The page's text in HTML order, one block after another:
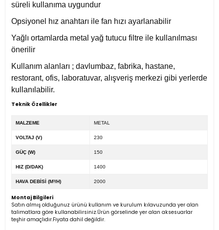
süreli kullanıma uygundur
Opsiyonel hız anahtarı ile fan hızı ayarlanabilir
Yağlı ortamlarda metal yağ tutucu filtre ile kullanılması
önerilir
Kullanım alanları ; davlumbaz, fabrika, hastane,
restorant, ofis, laboratuvar, alışveriş merkezi gibi yerlerde
kullanılabilir.
Teknik Özellikler
MALZEME METAL
VOLTAJ (V) 230
GÜÇ (W) 150
HIZ (D/DAK) 1400
HAVA DEBİSİ (M³/H) 2000
Montaj Bilgileri
Satın almış olduğunuz ürünü kullanım ve kurulum kılavuzunda yer alan
talimatlara göre kullanabilirsiniz.Ürün görselinde yer alan aksesuarlar
teşhir amaçlıdır.Fiyata dahil değildir.